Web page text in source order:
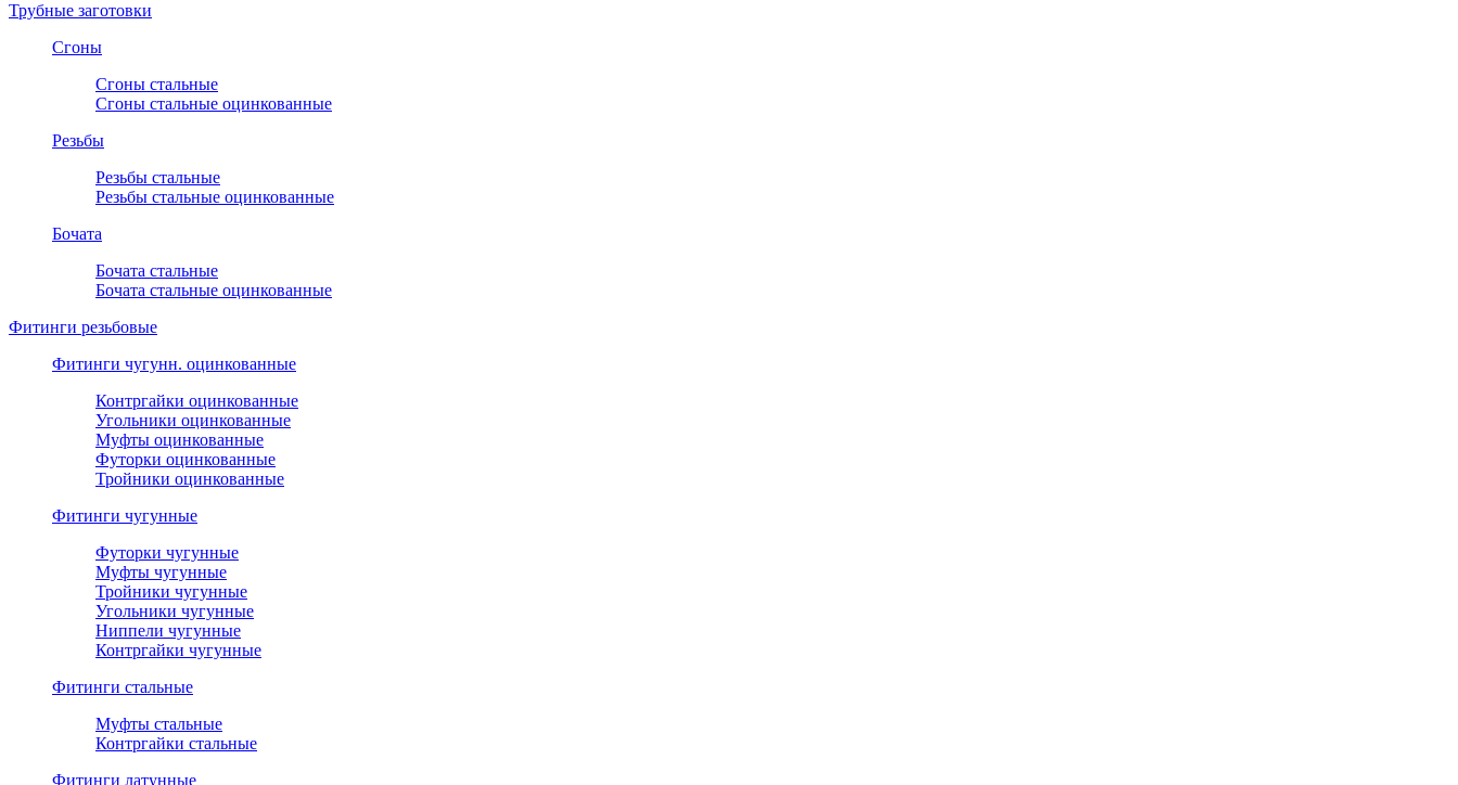
Трубные заготовки
Сгоны
Сгоны стальные
Сгоны стальные оцинкованные
Резьбы
Резьбы стальные
Резьбы стальные оцинкованные
Бочата
Бочата стальные
Бочата стальные оцинкованные
Фитинги резьбовые
Фитинги чугунн. оцинкованные
Контргайки оцинкованные
Угольники оцинкованные
Муфты оцинкованные
Футорки оцинкованные
Тройники оцинкованные
Фитинги чугунные
Футорки чугунные
Муфты чугунные
Тройники чугунные
Угольники чугунные
Ниппели чугунные
Контргайки чугунные
Фитинги стальные
Муфты стальные
Контргайки стальные
Фитинги латунные